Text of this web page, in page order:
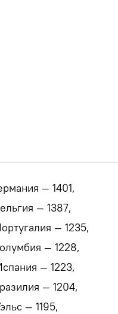
— 1401,
— 1387,
— 1235,
— 1228,
— 1223,
— 1204,
— 1195,